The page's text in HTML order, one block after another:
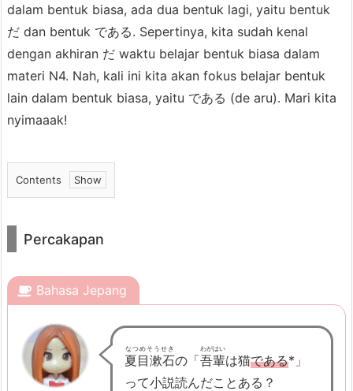
dalam bentuk biasa, ada dua bentuk lagi, yaitu bentuk
だ dan bentuk である. Sepertinya, kita sudah kenal
dengan akhiran だ waktu belajar bentuk biasa dalam
materi N4. Nah, kali ini kita akan fokus belajar bentuk
lain dalam bentuk biasa, yaitu である (de aru). Mari kita
nyimaaak!
Contents
1.
e
c
k
a
p
Percakapan
Bahasa Jepang
夏目漱石
なつめそうせき
の「吾輩
わがはい
は猫である*」
って小説読んだことある？